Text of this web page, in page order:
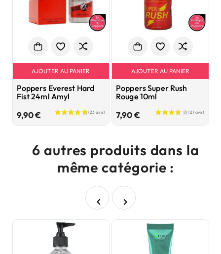
AJOUTER AU PANIER
Poppers Everest Hard
Fist 24ml Amyl
9,90 €Prix
AJOUTER AU PANIER
Poppers Super Rush
Rouge 10ml
7,90 €Prix
6 autres produits dans la
même catégorie :
 